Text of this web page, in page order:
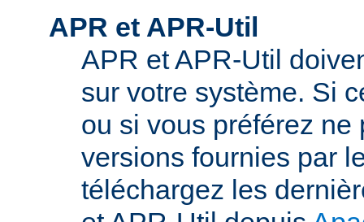
APR et APR-Util
APR et APR-Util
sur votre système. Si
ou si vous préférez ne
versions fournies par
téléchargez les